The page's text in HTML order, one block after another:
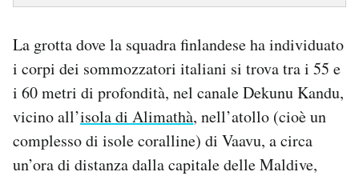
La grotta dove la squadra finlandese ha individuato
i corpi dei sommozzatori italiani si trova tra i 55 e
i 60 metri di profondità, nel canale Dekunu Kandu,
vicino all’isola di Alimathà, nell’atollo (cioè un
complesso di isole coralline) di Vaavu, a circa
un’ora di distanza dalla capitale delle Maldive,